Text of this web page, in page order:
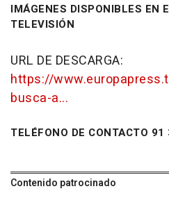
IMÁGENES DISPONIBLES EN
TELEVISIÓN
URL DE DESCARGA:
https://
busca-a...
TELÉFONO DE CONTACTO
Contenido patrocinado